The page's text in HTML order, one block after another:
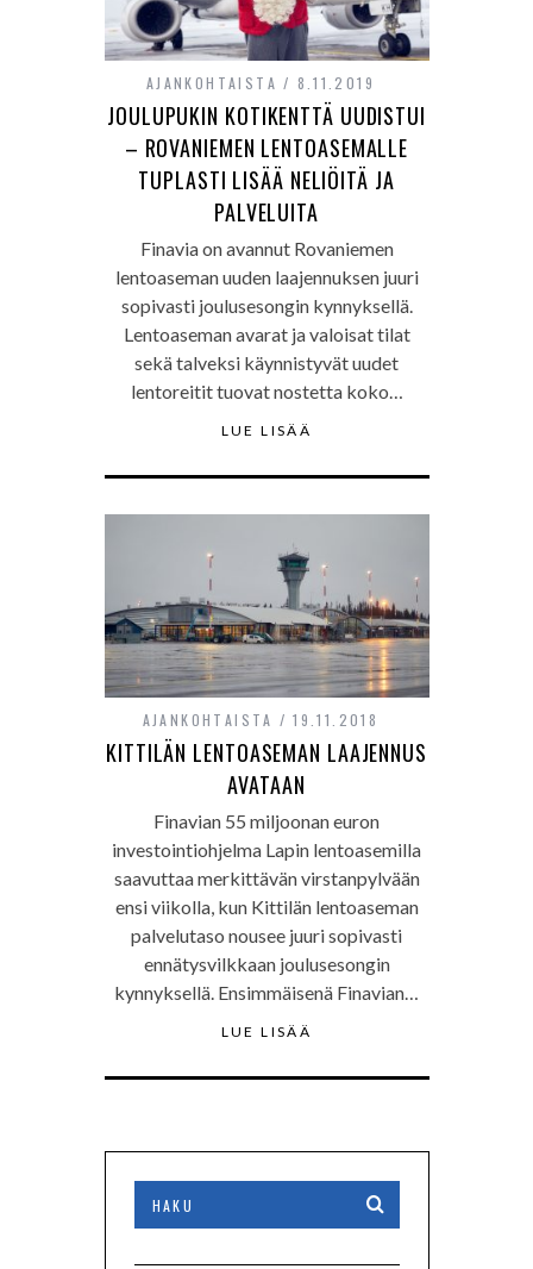
AJANKOHTAISTA 8.11.2019
JOULUPUKIN KOTIKENTTÄ UUDISTUI
– ROVANIEMEN LENTOASEMALLE
TUPLASTI LISÄÄ NELIÖITÄ JA
PALVELUITA
Finavia on avannut Rovaniemen
lentoaseman uuden laajennuksen juuri
sopivasti joulusesongin kynnyksellä.
Lentoaseman avarat ja valoisat tilat
sekä talveksi käynnistyvät uudet
lentoreitit tuovat nostetta koko…
LUE LISÄÄ
AJANKOHTAISTA 19.11.2018
KITTILÄN LENTOASEMAN LAAJENNUS
AVATAAN
Finavian 55 miljoonan euron
investointiohjelma Lapin lentoasemilla
saavuttaa merkittävän virstanpylvään
ensi viikolla, kun Kittilän lentoaseman
palvelutaso nousee juuri sopivasti
ennätysvilkkaan joulusesongin
kynnyksellä. Ensimmäisenä Finavian…
LUE LISÄÄ